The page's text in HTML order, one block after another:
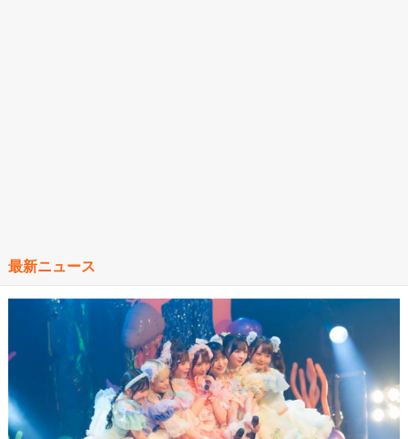
最新ニュース